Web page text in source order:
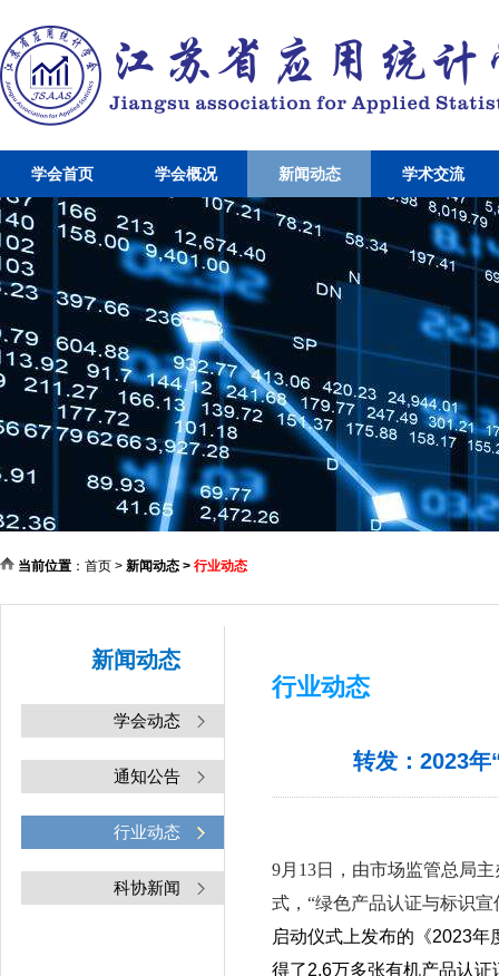
学会首页 学会概况 新闻动态 学术交流
当前位置 ： 首页 > 新闻动态 > 行业动态
新闻动态
学会动态
通知公告
行业动态
科协新闻
行业动态
转发：2023年
9月13日，由市场监管总局
式，“绿色产品认证与标识
启动仪式上发布的《2023
得了2.6万多张有机产品认